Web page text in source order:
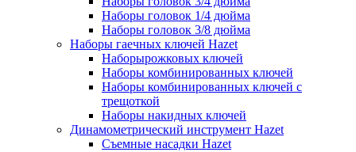
Наборы головок 1/4 дюйма
Наборы головок 3/8 дюйма
Наборы гаечных ключей Hazet
Наборырожковых ключей
Наборы комбинированных ключей
Наборы комбинированных ключей с
трещоткой
Наборы накидных ключей
Динамометрический инструмент Hazet
Съемные насадки Hazet